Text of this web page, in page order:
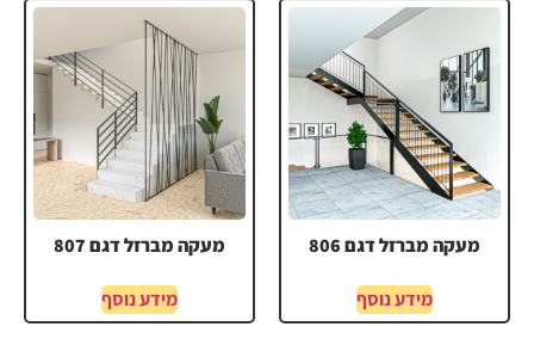
מעקה מברזל דגם 806
מידע נוסף
מעקה מברזל דגם 807
מידע נוסף